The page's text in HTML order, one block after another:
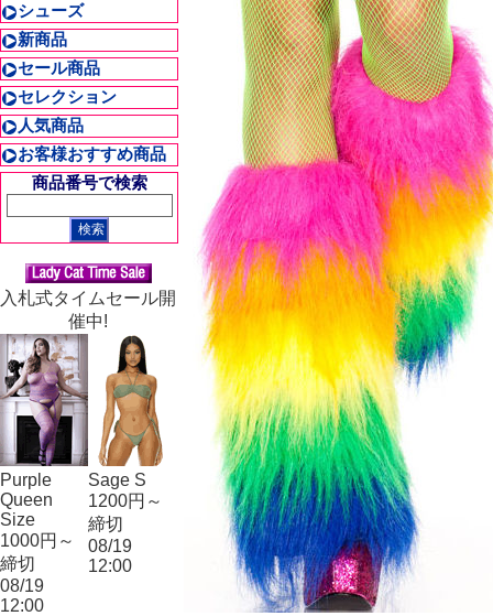
シューズ
新商品
セール商品
セレクション
人気商品
お客様おすすめ商品
商品番号で検索
入札式タイムセール開
催中!
Purple
Queen
Size
1000円～
締切
08/19
12:00
Sage S
1200円～
締切
08/19
12:00